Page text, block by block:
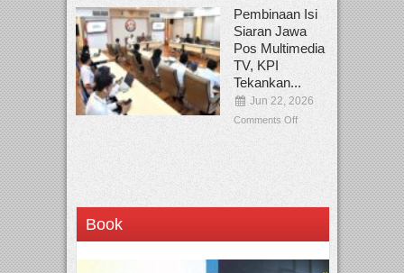
Pembinaan Isi
Siaran Jawa
Pos Multimedia
TV, KPI
Tekankan...
Jun 22, 2026
Comments Off
Book